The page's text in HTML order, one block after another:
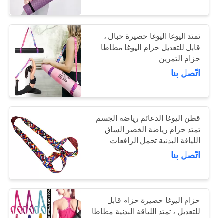
الجودة
اتصل
طلب
اقتباس
خريطة
الموقع
PRIVACY
POLICY
عجلة اليوغا الأسطوانة
15
السراويل اليوغا
الصالة الرياضية
15
تمتد اليوغا اليوغا حصيرة حبال ،
قابل للتعديل حزام اليوغا مطاطا
حزام التمرين
اتّصل بنا
قطن اليوغا الدعائم رياضة الجسم
تمتد حزام رياضة الخصر الساق
اللياقة البدنية تحمل الرافعات
اتّصل بنا
حزام اليوغا حصيرة حزام قابل
للتعديل ، تمتد اللياقة البدنية مطاطا